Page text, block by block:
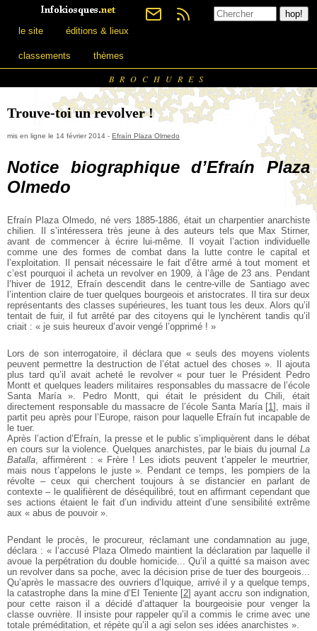
le site éditions & lieux
classements thèmes
BROCHURES
Trouve-toi un revolver !
mis en ligne le 14 février 2014 - Efraín Plaza Olmedo
Notice biographique d’Efraín Plaza
Olmedo
Efraín Plaza Olmedo, né vers 1885-1886, était un charpentier anarchiste
chilien. Il s’intéressera très jeune à des auteurs tels que Max Stirner,
avant de commencer à écrire lui-même. Il voyait l’action individuelle
comme une des formes de combat dans la lutte contre le capital et
l’exploitation. Il pensait nécessaire le fait d’être armé à tout moment et
c’est pourquoi il acheta un revolver en 1909, à l’âge de 23 ans. Pendant
l’hiver de 1912, Efraín descendit dans le centre-ville de Santiago avec
l’intention claire de tuer quelques bourgeois et aristocrates. Il tira sur deux
représentants des classes supérieures, les tuant tous les deux. Alors qu’il
tentait de fuir, il fut arrêté par des citoyens qui le lynchèrent tandis qu’il
criait : « je suis heureux d’avoir vengé l’opprimé ! »
Lors de son interrogatoire, il déclara que « seuls des moyens violents
peuvent permettre la destruction de l’état actuel des choses ». Il ajouta
plus tard qu’il avait acheté le revolver « pour tuer le Président Pedro
Montt et quelques leaders militaires responsables du massacre de l’école
Santa María ». Pedro Montt, qui était le président du Chili, était
directement responsable du massacre de l’école Santa María[1]
, mais il
partit peu après pour l’Europe, raison pour laquelle Efraín fut incapable de
le tuer.
Après l’action d’Efraín, la presse et le public s’impliquèrent dans le débat
en cours sur la violence. Quelques anarchistes, par le biais du journal La
Batalla , affirmèrent : « Frère ! Les idiots peuvent t’appeler le meurtrier,
mais nous t’appelons le juste ». Pendant ce temps, les pompiers de la
révolte – ceux qui cherchent toujours à se distancier en parlant de
contexte – le qualifièrent de déséquilibré, tout en affirmant cependant que
ses actions étaient le fait d’un individu atteint d’une sensibilité extrême
aux « abus de pouvoir ».
Pendant le procès, le procureur, réclamant une condamnation au juge,
déclara : « l’accusé Plaza Olmedo maintient la déclaration par laquelle il
avoue la perpétration du double homicide... Qu’il a quitté sa maison avec
un revolver dans sa poche, avec la décision prise de tuer des bourgeois...
Qu’après le massacre des ouvriers d’Iquique, arrivé il y a quelque temps,
la catastrophe dans la mine d’El Teniente[2] ayant accru son indignation,
pour cette raison il a décidé d’attaquer la bourgeoisie pour venger la
classe ouvrière. Il insiste pour rappeler qu’il a commis le crime avec une
totale préméditation, et répète qu’il a agi selon ses idées anarchistes ».